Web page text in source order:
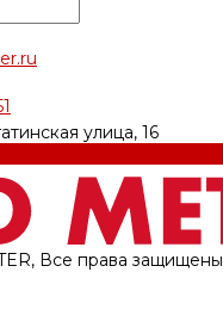
улица, 16
Все права защищены